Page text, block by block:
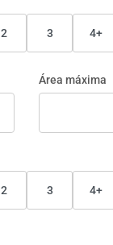
2 3 4+
Área máxima
2 3 4+